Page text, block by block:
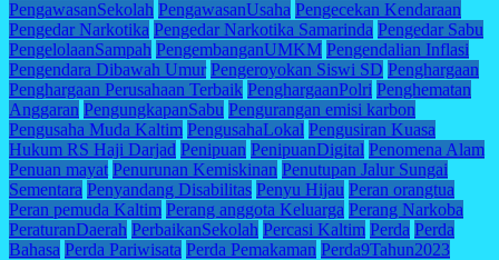
PengawasanSekolah PengawasanUsaha Pengecekan Kendaraan
Pengedar Narkotika Pengedar Narkotika Samarinda Pengedar Sabu
PengelolaanSampah PengembanganUMKM Pengendalian Inflasi
Pengendara Dibawah Umur Pengeroyokan Siswi SD Penghargaan
Penghargaan Perusahaan Terbaik PenghargaanPolri Penghematan
Anggaran PengungkapanSabu Pengurangan emisi karbon
Pengusaha Muda Kaltim PengusahaLokal Pengusiran Kuasa
Hukum RS Haji Darjad Penipuan PenipuanDigital Penomena Alam
Penuan mayat Penurunan Kemiskinan Penutupan Jalur Sungai
Sementara Penyandang Disabilitas Penyu Hijau Peran orangtua
Peran pemuda Kaltim Perang anggota Keluarga Perang Narkoba
PeraturanDaerah PerbaikanSekolah Percasi Kaltim Perda Perda
Bahasa Perda Pariwisata Perda Pemakaman Perda9Tahun2023